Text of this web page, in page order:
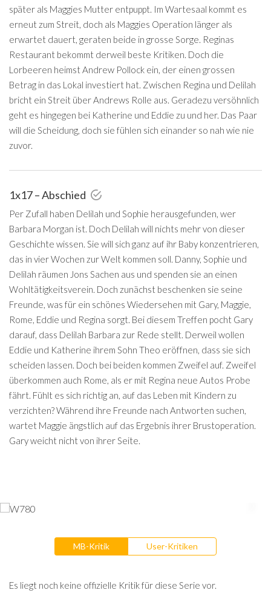
später als Maggies Mutter entpuppt. Im Wartesaal kommt es
erneut zum Streit, doch als Maggies Operation länger als
erwartet dauert, geraten beide in grosse Sorge. Reginas
Restaurant bekommt derweil beste Kritiken. Doch die
Lorbeeren heimst Andrew Pollock ein, der einen grossen
Betrag in das Lokal investiert hat. Zwischen Regina und Delilah
bricht ein Streit über Andrews Rolle aus. Geradezu versöhnlich
geht es hingegen bei Katherine und Eddie zu und her. Das Paar
will die Scheidung, doch sie fühlen sich einander so nah wie nie
zuvor.
1x17 – Abschied
Per Zufall haben Delilah und Sophie herausgefunden, wer
Barbara Morgan ist. Doch Delilah will nichts mehr von dieser
Geschichte wissen. Sie will sich ganz auf ihr Baby konzentrieren,
das in vier Wochen zur Welt kommen soll. Danny, Sophie und
Delilah räumen Jons Sachen aus und spenden sie an einen
Wohltätigkeitsverein. Doch zunächst beschenken sie seine
Freunde, was für ein schönes Wiedersehen mit Gary, Maggie,
Rome, Eddie und Regina sorgt. Bei diesem Treffen pocht Gary
darauf, dass Delilah Barbara zur Rede stellt. Derweil wollen
Eddie und Katherine ihrem Sohn Theo eröffnen, dass sie sich
scheiden lassen. Doch bei beiden kommen Zweifel auf. Zweifel
überkommen auch Rome, als er mit Regina neue Autos Probe
fährt. Fühlt es sich richtig an, auf das Leben mit Kindern zu
verzichten? Während ihre Freunde nach Antworten suchen,
wartet Maggie ängstlich auf das Ergebnis ihrer Brustoperation.
Gary weicht nicht von ihrer Seite.
MB-Kritik User-Kritiken
Es liegt noch keine offizielle Kritik für diese Serie vor.